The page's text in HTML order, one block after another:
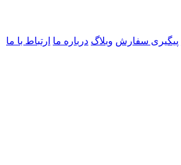
پیگیری سفارش وبلاگ درباره ما ارتباط با ما